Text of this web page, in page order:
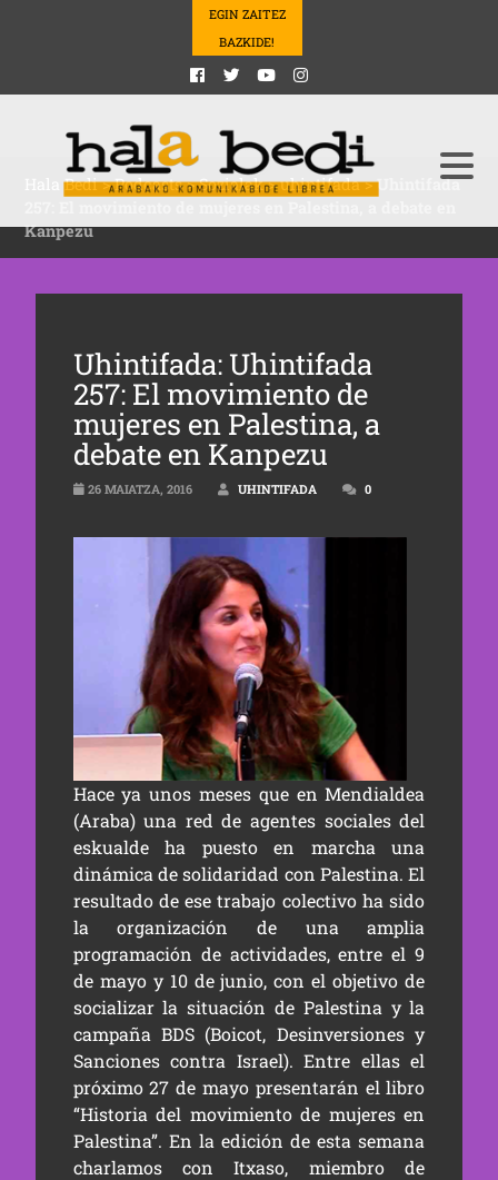
EGIN ZAITEZ
BAZKIDE!
Hala Bedi>Podcasts>Sozialak>uhintifada>Uhintifada
Kanpezu
Uhintifada: Uhintifada
257: El movimiento de
mujeres en Palestina, a
debate en Kanpezu
26 MAIATZA, 2016 UHINTIFADA 0
Hace ya unos meses que en Mendialdea
(Araba) una red de agentes sociales del
eskualde ha puesto en marcha una
dinámica de solidaridad con Palestina. El
resultado de ese trabajo colectivo ha sido
la organización de una amplia
programación de actividades, entre el 9
de mayo y 10 de junio, con el objetivo de
socializar la situación de Palestina y la
campaña BDS (Boicot, Desinversiones y
Sanciones contra Israel). Entre ellas el
próximo 27 de mayo presentarán el libro
“Historia del movimiento de mujeres en
Palestina”. En la edición de esta semana
charlamos con Itxaso, miembro de